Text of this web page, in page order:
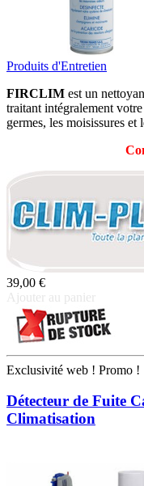
Produits d'Entretien
FIRCLIM est un
traitant intégralement
germes, les moisissures et
39,00 €
Ajouter au panier
Exclusivité web ! Promo !
Détecteur de Fuite
Climatisation